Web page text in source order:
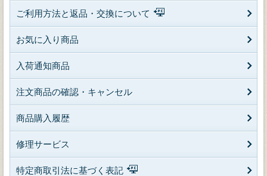
ご利用方法と返品・交換について
お気に入り商品
入荷通知商品
注文商品の確認・キャンセル
商品購入履歴
修理サービス
特定商取引法に基づく表記